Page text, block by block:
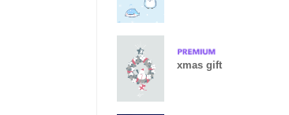
xmas gift